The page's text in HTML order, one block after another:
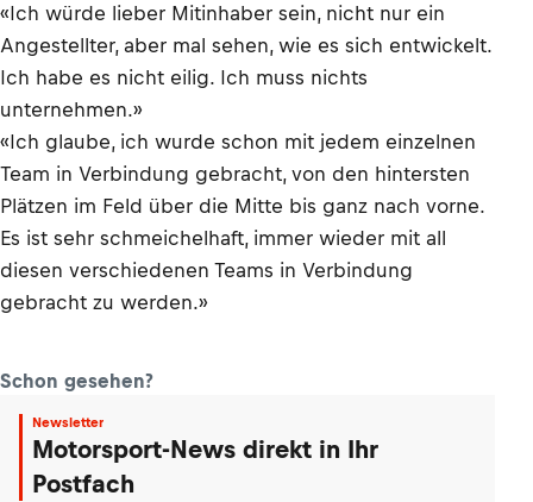
«Ich würde lieber Mitinhaber sein, nicht nur ein
Angestellter, aber mal sehen, wie es sich entwickelt.
Ich habe es nicht eilig. Ich muss nichts
unternehmen.»
«Ich glaube, ich wurde schon mit jedem einzelnen
Team in Verbindung gebracht, von den hintersten
Plätzen im Feld über die Mitte bis ganz nach vorne.
Es ist sehr schmeichelhaft, immer wieder mit all
diesen verschiedenen Teams in Verbindung
gebracht zu werden.»
Schon gesehen?
Newsletter
Motorsport-News direkt in Ihr
Postfach